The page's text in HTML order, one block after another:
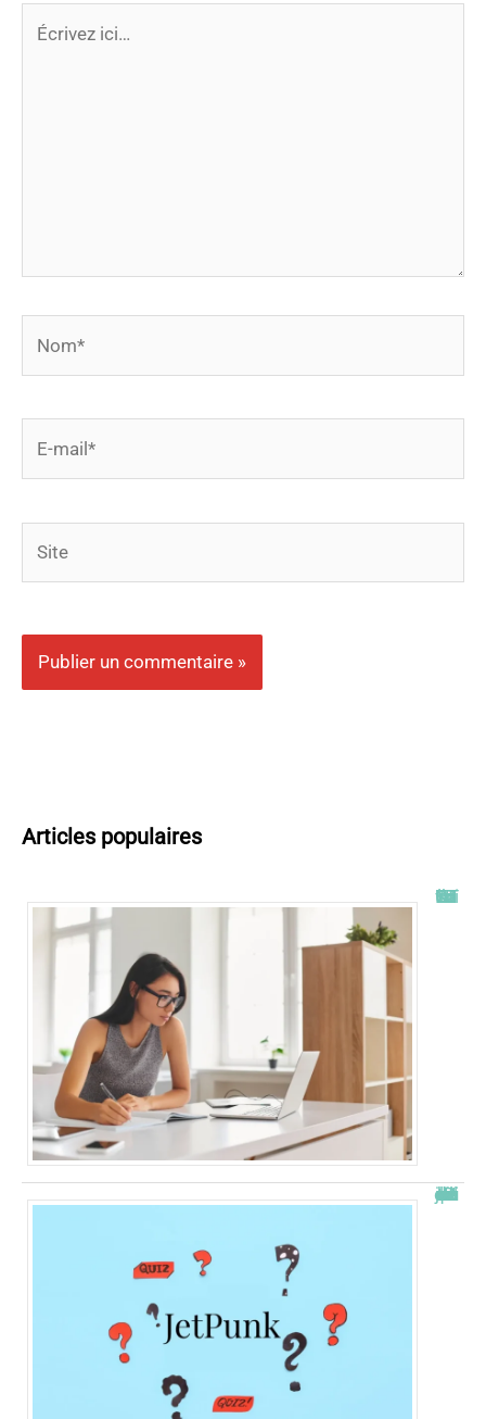
Articles populaires
Tout savoir sur l’ENT UT2J
JetPunk : le meilleur site de quiz et de jeux !